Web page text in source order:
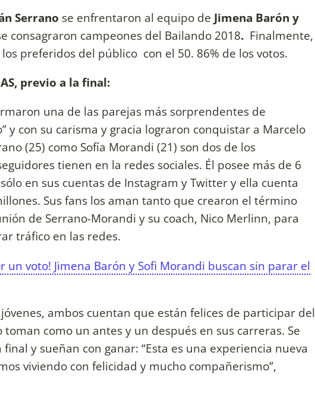
Serrano se enfrentaron al equipo de Jimena Barón y
consagraron campeones del Bailando 2018. Finalmente,
preferidos del público con el 50. 86% de los votos.
previo a la final:
una de las parejas más sorprendentes de
y con su carisma y gracia lograron conquistar a Marcelo
(25) como Sofía Morandi (21) son dos de los
tienen en la redes sociales. Él posee más de 6
en sus cuentas de Instagram y Twitter y ella cuenta
Sus fans los aman tanto que crearon el término
de Serrano-Morandi y su coach, Nico Merlinn, para
tráfico en las redes.
un voto! Jimena Barón y Sofi Morandi buscan sin parar el
ambos cuentan que están felices de participar del
toman como un antes y un después en sus carreras. Se
y sueñan con ganar: “Esta es una experiencia nueva
viviendo con felicidad y mucho compañerismo”,